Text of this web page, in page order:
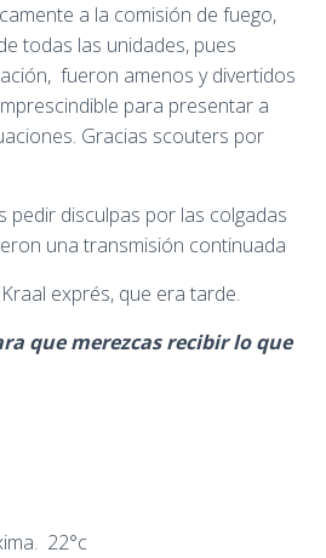
a la comisión de fuego,
todas las unidades, pues
fueron amenos y divertidos
para presentar a
Gracias scouters por
pedir disculpas por las colgadas
una transmisión continuada
exprés, que era tarde.
que merezcas recibir lo que
22°c